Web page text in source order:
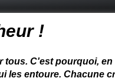
!
C'est pourquoi,
les entoure. Chacune